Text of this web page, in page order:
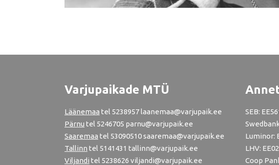
Varjupaikade MTÜ
Läänemaa tel 5238957 laanemaa@varjupaik.ee
Pärnu tel 5246705 parnu@varjupaik.ee
Saaremaa tel 53090510 saaremaa@varjupaik.ee
Tallinn tel 5141431 tallinn@varjupaik.ee
Viljandi tel 5238626 viljandi@varjupaik.ee
SEB:
Luminor:
LHV:
Coop